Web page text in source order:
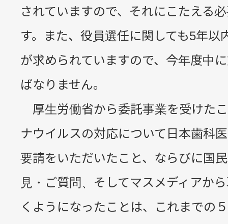
されていますので、それにこたえる
す。また、役員選任に関しても5年以
が求められていますので、今年度中
ばなりません。
厚生労働省から委託事業を受けた
ナウイルスの対応について日本歯科
要請をいただいたこと、ならびに国
見・ご質問、そしてマスメディアか
くようになったことは、これまでの